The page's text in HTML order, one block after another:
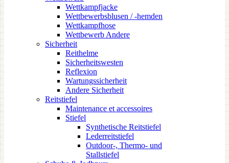
Wettkampfjacke
Wettbewerbsblusen / -hemden
Wettkampfhose
Wettbewerb Andere
Sicherheit
Reithelme
Sicherheitswesten
Reflexion
Wartungssicherheit
Andere Sicherheit
Reitstiefel
Maintenance et accessoires
Stiefel
Synthetische Reitstiefel
Lederreitstiefel
Outdoor-, Thermo- und
Stallstiefel